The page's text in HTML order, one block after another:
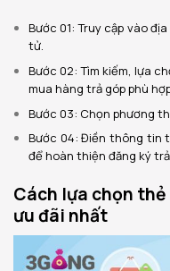
Bước 01: Truy cập vào
tử.
Bước 02: Tìm kiếm, lựa
mua hàng trả góp phù
Bước 03: Chọn phương
Bước 04: Điền thông tin
để hoàn thiện đăng ký
Cách lựa chọn
ưu đãi nhất